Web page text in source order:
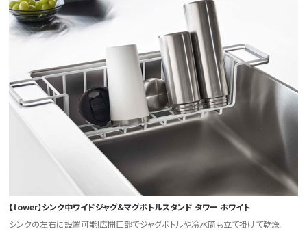
【tower】シンク中ワイドジャグ&マグボトルスタンド タワー ホワイト
シンクの左右に設置可能!広開口部でジャグボトルや冷水筒も立て掛けて乾燥。